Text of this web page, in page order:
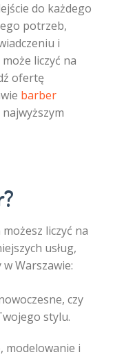
do każdego
potrzeb,
i
liczyć na
ofertę
barber
liczyć na
usług,
Warszawie:
czy
stylu.
modelowanie i